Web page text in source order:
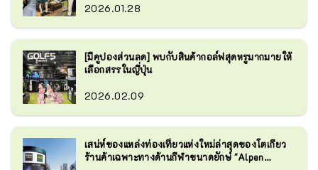
2026.01.28
[มีคูปองส่วนลด] พบกับสินค้ากอล์ฟสุดหรูมากมายให้
เลือกสรรในญี่ปุ่น
2026.02.09
เสน่ห์ของแหล่งท่องเที่ยวแห่งใหม่ล่าสุดของโตเกียว
ร้านค้าเฉพาะทางด้านกีฬาขนาดยักษ์ "Alpen